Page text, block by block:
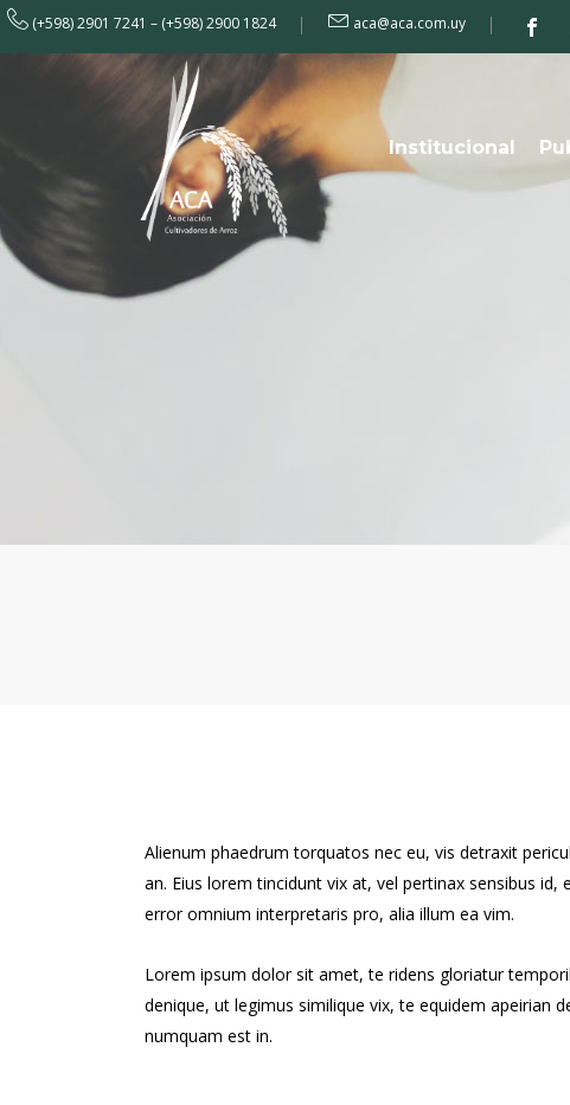
(+598) 2901 7241 – (+598) 2900 1824 aca@aca.com.uy
Institucional
Alienum phaedrum torquatos nec eu, vis detraxit
an. Eius lorem tincidunt vix at, vel pertinax sensibus
error omnium interpretaris pro, alia illum ea vim.
Lorem ipsum dolor sit amet, te ridens gloriatur
denique, ut legimus similique vix, te equidem apeirian
numquam est in.